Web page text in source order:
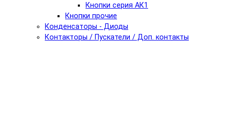
Кнопки серия АК1
Кнопки прочие
Конденсаторы - Диоды
Контакторы / Пускатели / Доп. контакты